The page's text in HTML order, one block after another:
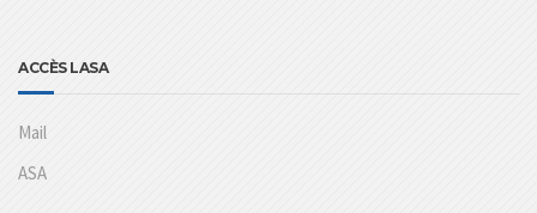
ACCÈS LASA
Mail
ASA